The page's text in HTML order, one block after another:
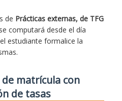
de Prácticas externas, de TFG
computará desde el día
estudiante formalice la
matrícula con
de tasas